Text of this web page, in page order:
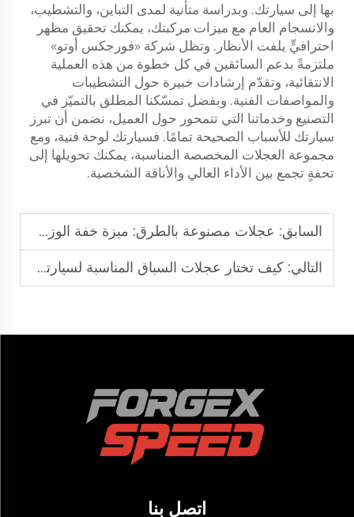
بها إلى سيارتك. وبدراسة متأنية لمدى التباين، والتشطيب،
والانسجام العام مع ميزات مركبتك، يمكنك تحقيق مظهر
احترافيٍّ يلفت الأنظار. وتظل شركة «فورجكس أوتو»
ملتزمةً بدعم السائقين في كل خطوة من هذه العملية
الانتقائية، وتقدّم إرشادات خبيرة حول التشطيبات
والمواصفات الفنية. وبفضل تمسّكنا المطلق بالتميّز في
التصنيع وخدماتنا التي تتمحور حول العميل، نضمن أن تبرز
سيارتك للأسباب الصحيحة تمامًا. فسيارتك لوحة فنية، ومع
مجموعة العجلات المخصصة المناسبة، يمكنك تحويلها إلى
تحفةٍ تجمع بين الأداء العالي والأناقة الشخصية.
السابق: عجلات مصنوعة بالطرق: ميزة خفة الوزن لأداء مركبة أفضل
التالي: كيف تختار عجلات السباق المناسبة لسيارتك المُعدّة للسباق على المضمار؟
اتصل بنا